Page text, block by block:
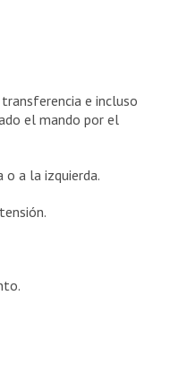
e incluso
el mando por el
o a la izquierda.